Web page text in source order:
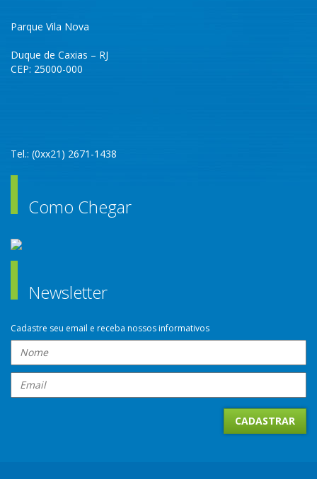
Parque Vila Nova
Duque de Caxias – RJ
CEP: 25000-000
Tel.: (0xx21) 2671-1438
Como Chegar
Newsletter
Cadastre seu email e receba nossos informativos